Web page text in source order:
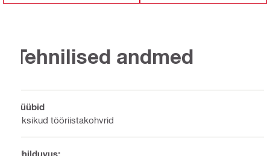
Tehnilised andmed
Tüübid
Üksikud tööriistakohvrid
Ühilduvus: